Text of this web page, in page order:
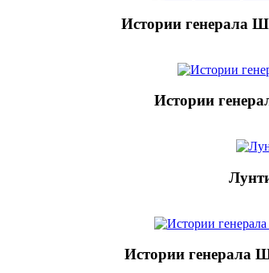
Истории генерала
Истории
Истории генерала